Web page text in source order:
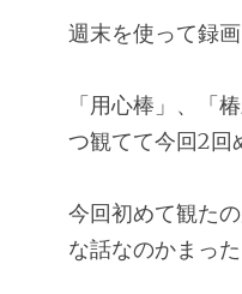
週末を使って録
「用心棒」、「
つ観てて今回2回
今回初めて観た
な話なのかまっ